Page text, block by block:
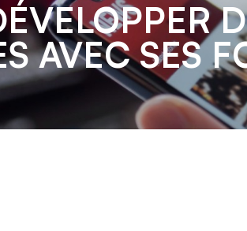
AVEC SES